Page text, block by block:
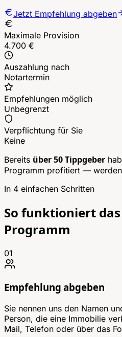
Jetzt Empfehlung abgeben
Maximale Provision
4.700 €
Auszahlung nach
Notartermin
Empfehlungen möglich
Unbegrenzt
Verpflichtung für Sie
Keine
Bereits über 50 Tippgeber
Programm profitiert —
In 4 einfachen Schritten
So funktioniert
Programm
01
Empfehlung abgeben
Sie nennen uns den Namen
Person, die eine Immobilie
Mail, Telefon oder über das